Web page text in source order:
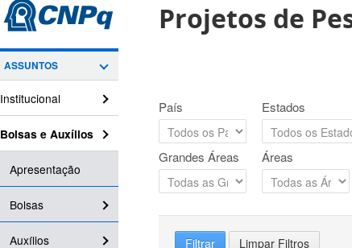
ASSUNTOS
Institucional
Bolsas e Auxílios
Apresentação
Bolsas
Auxílios
Projetos de
País Estados
Grandes Áreas Áreas
Filtrar Limpar Filtros